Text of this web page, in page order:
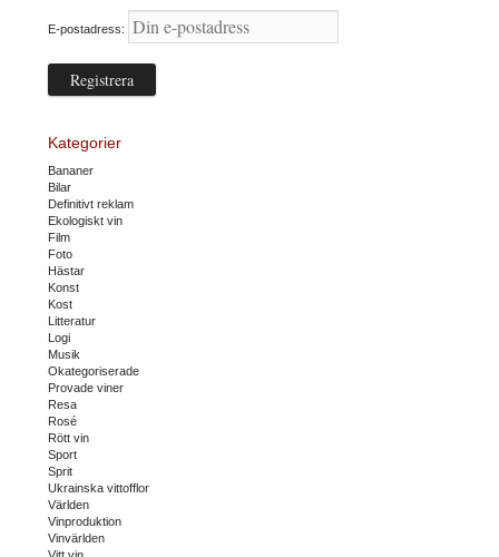
E-postadress:
Kategorier
Bananer
Bilar
Definitivt reklam
Ekologiskt vin
Film
Foto
Hästar
Konst
Kost
Litteratur
Logi
Musik
Okategoriserade
Provade viner
Resa
Rosé
Rött vin
Sport
Sprit
Ukrainska vittofflor
Världen
Vinproduktion
Vinvärlden